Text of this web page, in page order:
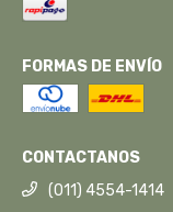
FORMAS DE ENVÍO
CONTACTANOS
(011) 4554-1414